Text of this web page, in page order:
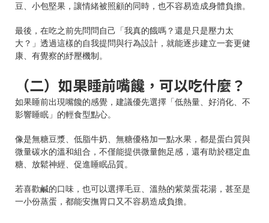
豆、小包堅果，讓情緒被照顧的同時，也不容易造成身體負擔。
最後，在吃之前先問問自己「我真的餓嗎？還是只是壓力太
大？」透過這樣的自我提問與行為設計，就能逐步建立一套更健
康、有覺察的紓壓機制。
（二）如果睡前嘴饞，可以吃什麼？
如果睡前出現嘴饞的感覺，建議優先選擇「低熱量、好消化、不
影響睡眠」的輕食型點心。
像是無糖豆漿、低脂牛奶、無糖優格加一點水果，都是蛋白質與
微量碳水的溫和組合，不僅能提供微量飽足感，還有助於穩定血
糖、放鬆神經、促進睡眠品質。
若喜歡鹹的口味，也可以選擇毛豆、溫熱的紫菜蛋花湯，甚至是
一小份蒸蛋，都能安撫胃口又不容易造成負擔。